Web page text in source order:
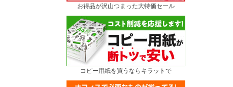
お得品が沢山つまった大特価セール
コピー用紙を買うならキラットで